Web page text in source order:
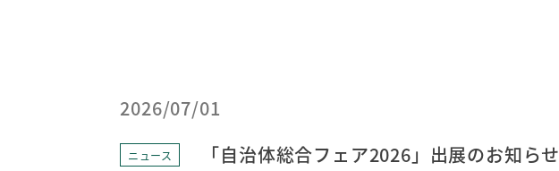
2026/07/01
ニュース 「自治体総合フェア2026」出展のお知らせ